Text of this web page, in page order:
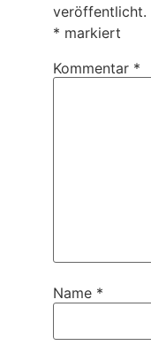
veröffentlicht.
* markiert
Kommentar *
Name *